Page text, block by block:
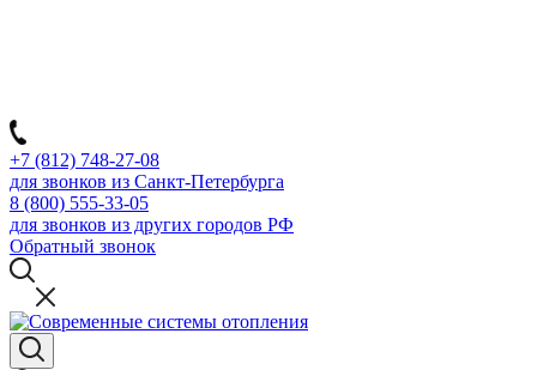
+7 (812) 748-27-08
для звонков из Санкт-Петербурга
8 (800) 555-33-05
для звонков из других городов РФ
Обратный звонок